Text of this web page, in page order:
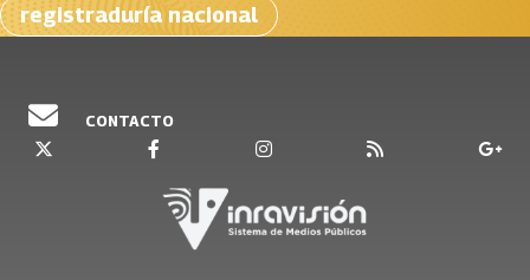
registraduría nacional
CONTACTO